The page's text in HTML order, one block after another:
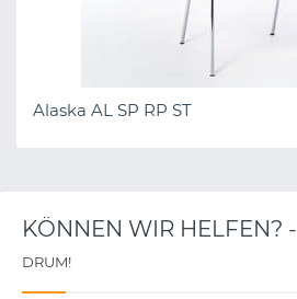
Alaska AL SP RP ST
KÖNNEN WIR HELFEN? -
DRUM!